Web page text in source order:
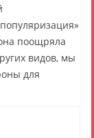
поощряла
видов, мы
для